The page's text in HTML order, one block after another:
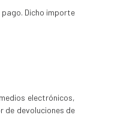
Dicho importe
electrónicos,
de devoluciones de